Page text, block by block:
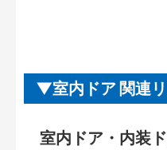
室内ドア 関連
室内ドア・内装